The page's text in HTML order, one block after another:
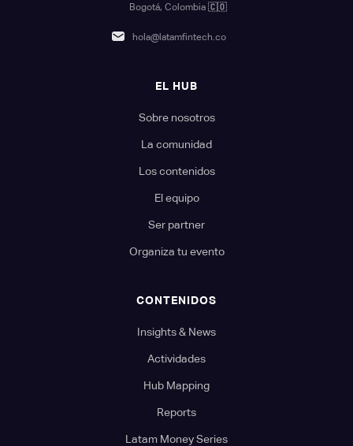
Bogotá, Colombia 🇨🇴
hola@latamfintech.co
EL HUB
Sobre nosotros
La comunidad
Los contenidos
El equipo
Ser partner
Organiza tu evento
CONTENIDOS
Insights & News
Actividades
Hub Mapping
Reports
Latam Money Series